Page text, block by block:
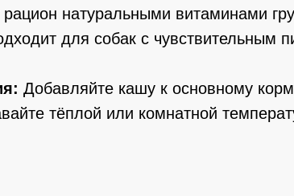
натуральными витаминами
для собак с чувствительным
Добавляйте кашу к основному
тёплой или комнатной